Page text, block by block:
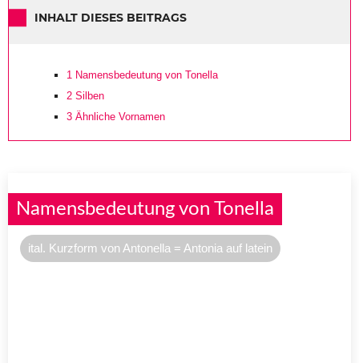
INHALT DIESES BEITRAGS
1 Namensbedeutung von Tonella
2 Silben
3 Ähnliche Vornamen
Namensbedeutung von Tonella
ital. Kurzform von Antonella = Antonia auf latein